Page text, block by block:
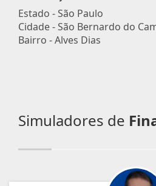
Estado -São Paulo
Cidade -São Bernardo do
Bairro -Alves Dias
Simuladores de